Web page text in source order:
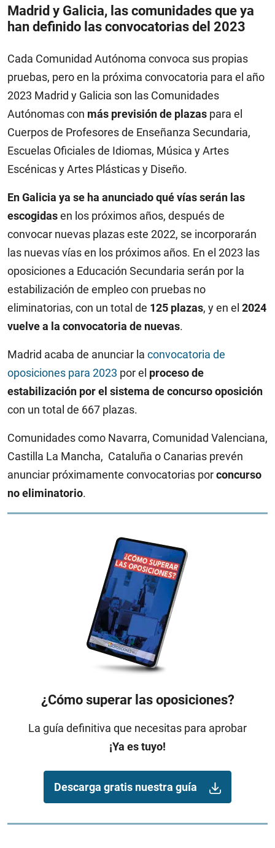
Madrid y Galicia, las comunidades que ya
han definido las convocatorias del 2023
Cada Comunidad Autónoma convoca sus propias
pruebas, pero en la próxima convocatoria para el año
2023 Madrid y Galicia son las Comunidades
Autónomas con más previsión de plazas para el
Cuerpos de Profesores de Enseñanza Secundaria,
Escuelas Oficiales de Idiomas, Música y Artes
Escénicas y Artes Plásticas y Diseño.
En Galicia ya se ha anunciado qué vías serán las
escogidasen los próximos años, después de
convocar nuevas plazas este 2022, se incorporarán
las nuevas vías en los próximos años. En el 2023 las
oposiciones a Educación Secundaria serán por la
estabilización de empleo con pruebas no
eliminatorias, con un total de 125 plazas, y en el 2024
vuelve a la convocatoria de nuevas.
Madrid acaba de anunciar la convocatoria de
oposiciones para 2023 por el proceso de
estabilización por el sistema de concurso oposición
con un total de 667 plazas.
Comunidades como Navarra, Comunidad Valenciana,
Castilla La Mancha, Cataluña o Canarias prevén
anunciar próximamente convocatorias porconcurso
no eliminatorio.
¿Cómo superar las oposiciones?
La guía definitiva que necesitas para aprobar
¡Ya es tuyo!
Descarga gratis nuestra guía